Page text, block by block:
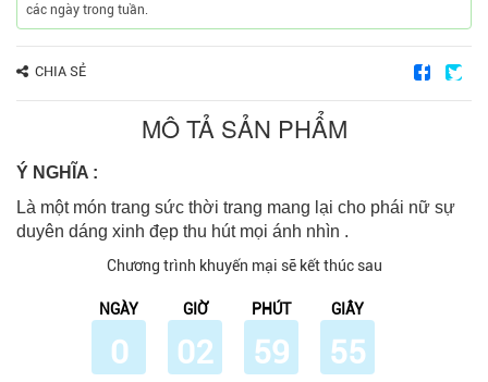
các ngày trong tuần.
CHIA SẺ
MÔ TẢ SẢN PHẨM
Ý NGHĨA :
Là một món trang sức thời trang mang lại cho phái nữ sự
duyên dáng xinh đẹp thu hút mọi ánh nhìn .
Chương trình khuyến mại sẽ kết thúc sau
NGÀY
0
GIỜ
02
PHÚT
59
GIÂY
55